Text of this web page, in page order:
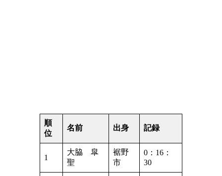
順
位
名前 出身 記録
1
大脇 皐
聖
裾野
市
0：16：
30